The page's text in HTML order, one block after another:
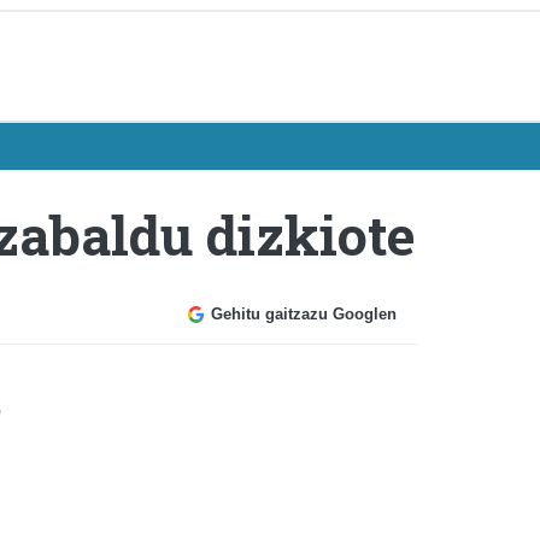
dizkiote
Gehitu gaitzazu Googlen